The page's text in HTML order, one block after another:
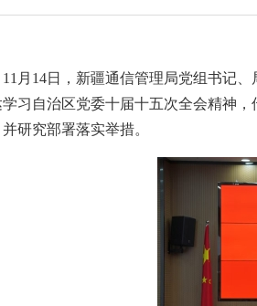
11月14日，新疆通信管理局党组书记
习自治区党委十届十五次全会精神
研究部署落实举措。